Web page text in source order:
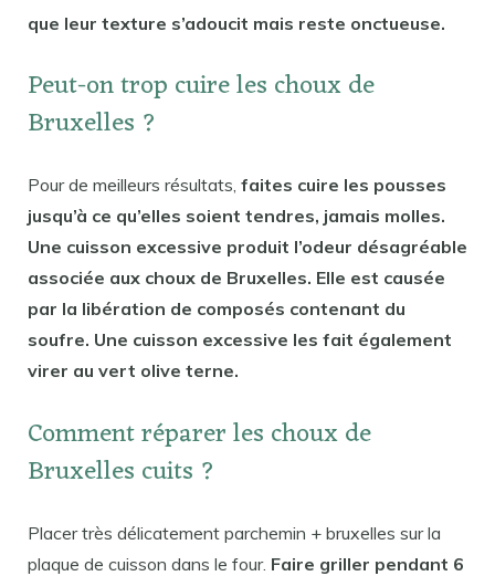
que leur texture s’adoucit mais reste onctueuse.
Peut-on trop cuire les choux de
Bruxelles ?
Pour de meilleurs résultats, faites cuire les pousses
jusqu’à ce qu’elles soient tendres, jamais molles.
Une cuisson excessive produit l’odeur désagréable
associée aux choux de Bruxelles. Elle est causée
par la libération de composés contenant du
soufre. Une cuisson excessive les fait également
virer au vert olive terne.
Comment réparer les choux de
Bruxelles cuits ?
Placer très délicatement parchemin + bruxelles sur la
plaque de cuisson dans le four. Faire griller pendant 6